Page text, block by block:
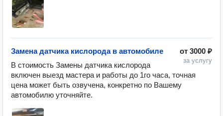
от 3000 ₽
за услугу
Замена датчика кислорода в автомобиле
В стоимость Замены датчика кислорода
включен выезд мастера и работы до 1го часа, точная
цена может быть озвучена, конкретно по Вашему